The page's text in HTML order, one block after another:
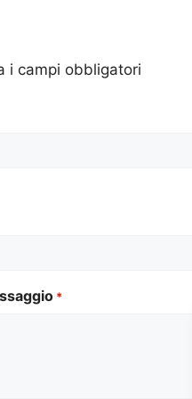
i campi obbligatori
*